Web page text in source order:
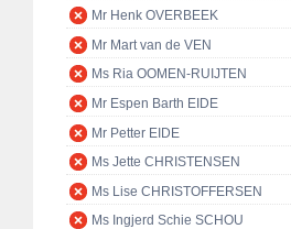
Mr Henk OVERBEEK
Mr Mart van de VEN
Ms Ria OOMEN-RUIJTEN
Mr Espen Barth EIDE
Mr Petter EIDE
Ms Jette CHRISTENSEN
Ms Lise CHRISTOFFERSEN
Ms Ingjerd Schie SCHOU